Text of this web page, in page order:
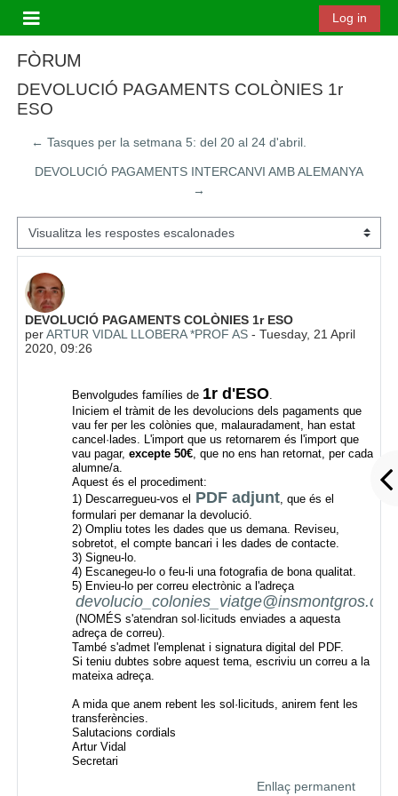
Panell lateral
Log in
FÒRUM
DEVOLUCIÓ PAGAMENTS COLÒNIES 1r
ESO
← Tasques per la setmana 5: del 20 al 24 d'abril.
DEVOLUCIÓ PAGAMENTS INTERCANVI AMB ALEMANYA
→
Mode de visualització
DEVOLUCIÓ PAGAMENTS COLÒNIES 1r ESO
perARTUR VIDAL LLOBERA *PROF AS -Tuesday, 21 April
2020, 09:26
Nombre de respostes: 0
Benvolgudes famílies de 1r d'ESO.
Iniciem el tràmit de les devolucions dels pagaments que
vau fer per les colònies que, malauradament, han estat
cancel·lades. L'import que us retornarem és l'import que
vau pagar, excepte 50€, que no ens han retornat, per cada
alumne/a.
Aquest és el procediment:
1) Descarregueu-vos el PDF adjunt, que és el
formulari per demanar la devolució.
2) Ompliu totes les dades que us demana. Reviseu,
sobretot, el compte bancari i les dades de contacte.
3) Signeu-lo.
4) Escanegeu-lo o feu-li una fotografia de bona qualitat.
5) Envieu-lo per correu electrònic a l'adreça
devolucio_colonies_viatge@insmontgros.cat
(NOMÉS s'atendran sol·licituds enviades a aquesta
adreça de correu).
També s'admet l'emplenat i signatura digital del PDF.
Si teniu dubtes sobre aquest tema, escriviu un correu a la
mateixa adreça.
A mida que anem rebent les sol·licituds, anirem fent les
transferències.
Salutacions cordials
Artur Vidal
Secretari
Enllaç permanent